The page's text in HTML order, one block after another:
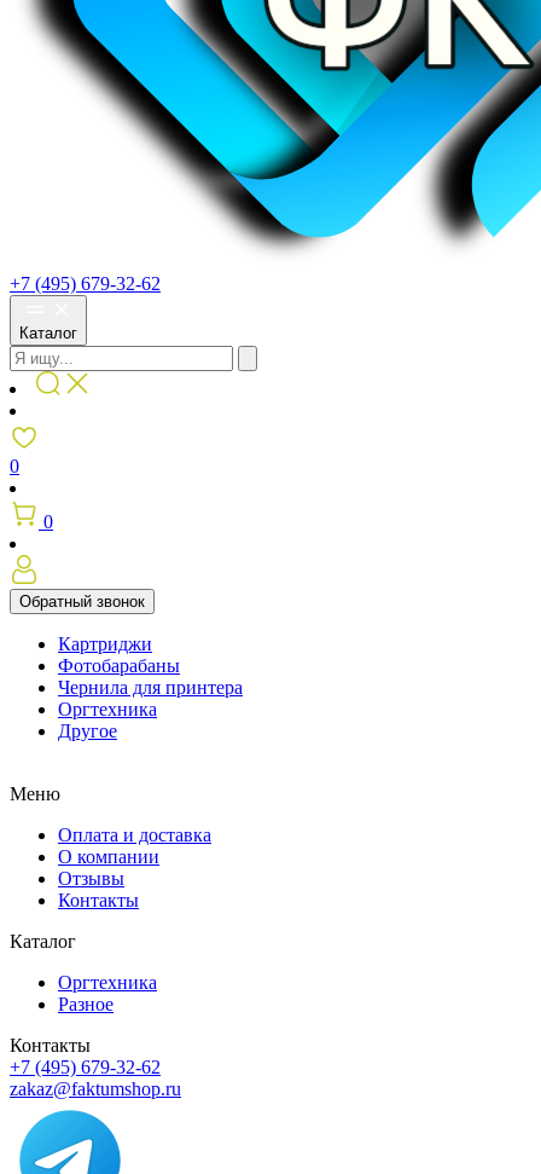
+7 (495) 679-32-62
Каталог
0
0
Обратный звонок
Картриджи
Фотобарабаны
Чернила для принтера
Оргтехника
Другое
Меню
Оплата и доставка
О компании
Отзывы
Контакты
Каталог
Оргтехника
Разное
Контакты
+7 (495) 679-32-62
zakaz@faktumshop.ru